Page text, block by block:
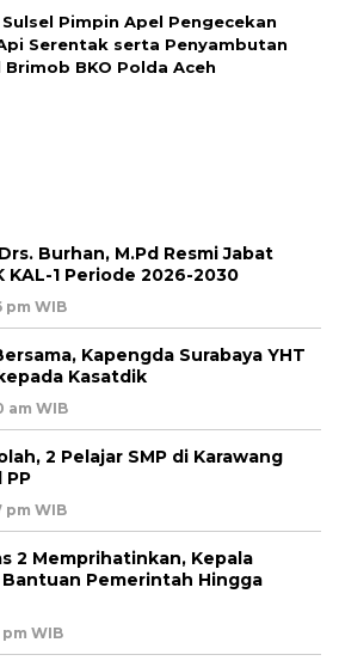
Pimpin Apel Pengecekan
Serentak serta Penyambutan
Brimob BKO Polda Aceh
Burhan, M.Pd Resmi Jabat
KAL-1 Periode 2026-2030
pm WIB
Kapengda Surabaya YHT
Kasatdik
am WIB
2 Pelajar SMP di Karawang
PP
pm WIB
2 Memprihatinkan, Kepala
Pemerintah Hingga
WIB